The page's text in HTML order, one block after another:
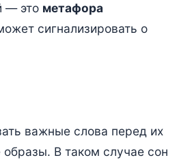
— это метафора
сигнализировать о
важные слова перед их
В таком случае сон